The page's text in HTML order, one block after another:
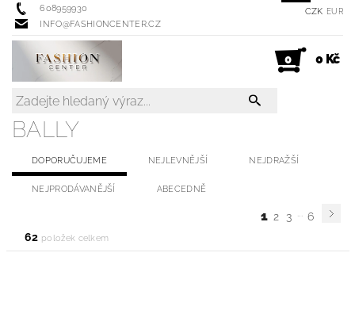
608959930
INFO@FASHIONCENTER.CZ
CZK EUR
0 0 Kč
BALLY
DOPORUČUJEME NEJLEVNĚJŠÍ NEJDRAŽŠÍ
NEJPRODÁVANĚJŠÍ ABECEDNĚ
1 2 3 ... 6
62 položek celkem